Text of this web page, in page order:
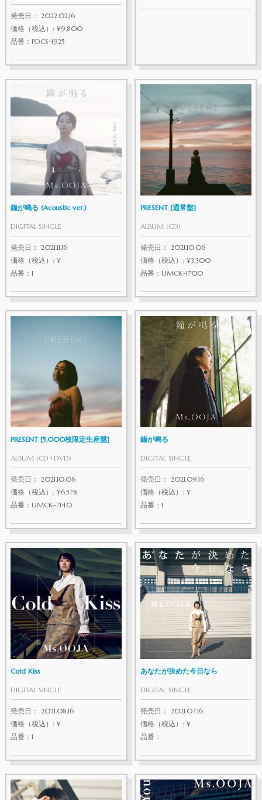
発売日： 2022.02.16
価格（税込）: ¥9,800
品番：PDCS-1925
鐘が鳴る (Acoustic ver.)
DIGITAL SINGLE
発売日： 2021.11.16
価格（税込）: ¥
品番：1
PRESENT [通常盤]
ALBUM (CD)
発売日： 2021.10.06
価格（税込）: ¥3,300
品番：UMCK-1700
PRESENT [5,000枚限定生産盤]
ALBUM (CD+DVD)
発売日： 2021.10.06
価格（税込）: ¥6,578
品番：UMCK-7140
鐘が鳴る
DIGITAL SINGLE
発売日： 2021.09.16
価格（税込）: ¥
品番：1
Cold Kiss
DIGITAL SINGLE
発売日： 2021.08.16
価格（税込）: ¥
品番：1
あなたが決めた今日なら
DIGITAL SINGLE
発売日： 2021.07.16
価格（税込）: ¥
品番：